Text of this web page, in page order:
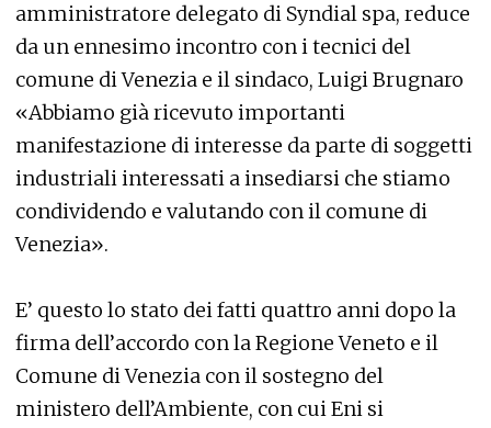
amministratore delegato di Syndial spa, reduce
da un ennesimo incontro con i tecnici del
comune di Venezia e il sindaco, Luigi Brugnaro
«Abbiamo già ricevuto importanti
manifestazione di interesse da parte di soggetti
industriali interessati a insediarsi che stiamo
condividendo e valutando con il comune di
Venezia».
E’ questo lo stato dei fatti quattro anni dopo la
firma dell’accordo con la Regione Veneto e il
Comune di Venezia con il sostegno del
ministero dell’Ambiente, con cui Eni si